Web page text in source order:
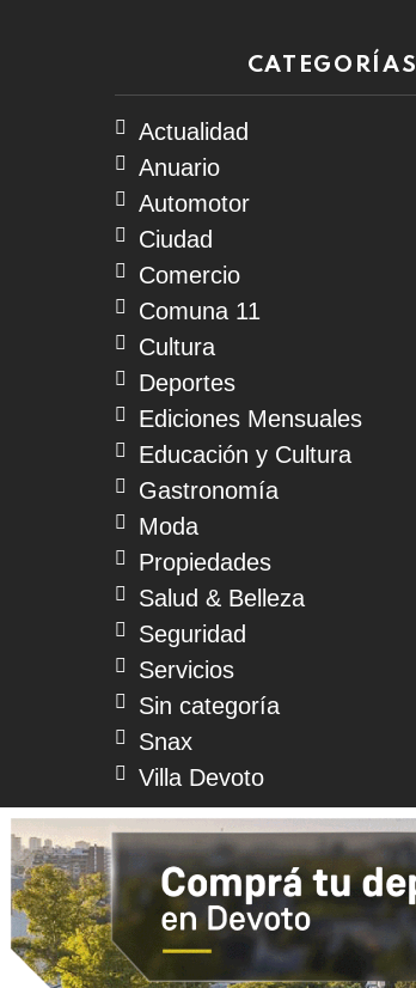
CATEGORÍAS
Actualidad
Anuario
Automotor
Ciudad
Comercio
Comuna 11
Cultura
Deportes
Ediciones Mensuales
Educación y Cultura
Gastronomía
Moda
Propiedades
Salud & Belleza
Seguridad
Servicios
Sin categoría
Snax
Villa Devoto
© 2026 Devoto Magazine